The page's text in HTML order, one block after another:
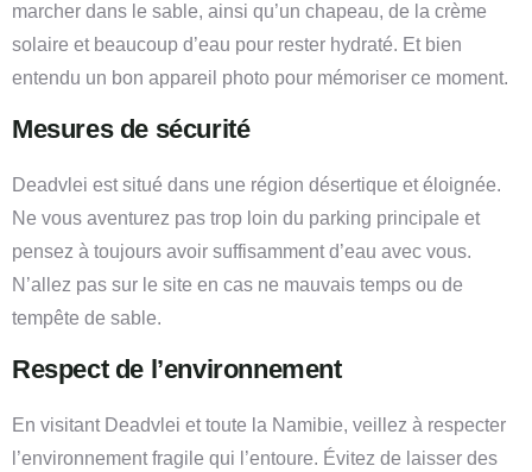
marcher dans le sable, ainsi qu’un chapeau, de la crème
solaire et beaucoup d’eau pour rester hydraté. Et bien
entendu un bon appareil photo pour mémoriser ce moment.
Mesures de sécurité
Deadvlei est situé dans une région désertique et éloignée.
Ne vous aventurez pas trop loin du parking principale et
pensez à toujours avoir suffisamment d’eau avec vous.
N’allez pas sur le site en cas ne mauvais temps ou de
tempête de sable.
Respectde l’environnement
En visitant Deadvlei et toute la Namibie, veillez à respecter
l’environnement fragile qui l’entoure. Évitez de laisser des